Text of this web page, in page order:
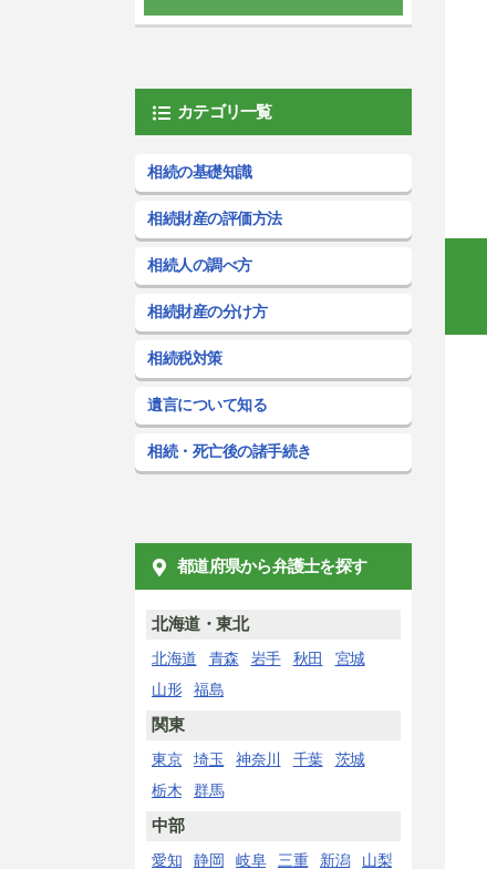
カテゴリ一覧
相続の基礎知識
相続財産の評価方法
相続人の調べ方
相続財産の分け方
相続税対策
遺言について知る
相続・死亡後の諸手続き
都道府県から弁護士を探す
北海道・東北
北海道 青森 岩手 秋田
宮城
山形
福島
関東
東京 埼玉 神奈川 千葉
茨城
栃木
群馬
中部
愛知 静岡 岐阜 三重 新潟
山梨